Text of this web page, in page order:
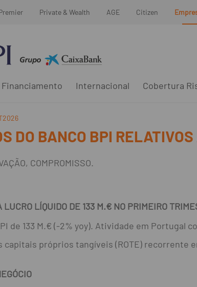
Private & Wealth AGE Citizen
Financiamento Internacional Cobertura
DO BANCO BPI
COMPROMISSO.
LUCRO LÍQUIDO DE 133 M.€ NO PRIMEIRO
de 133 M.€ (-2% yoy). Atividade em Portugal
capitais próprios tangíveis (ROTE) recorrente